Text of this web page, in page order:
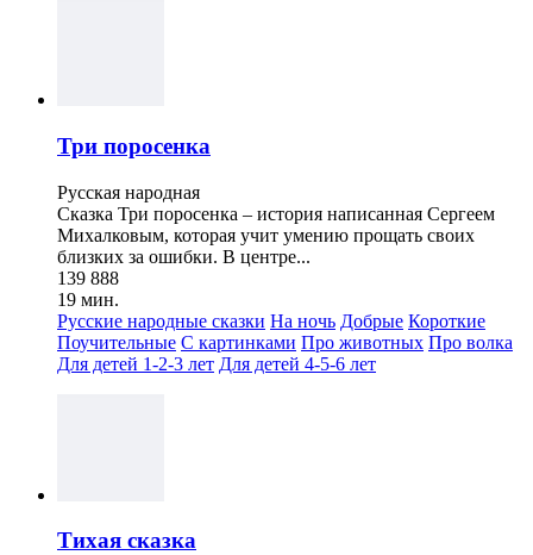
Три поросенка
Русская народная
Сказка Три поросенка – история написанная Сергеем
Михалковым, которая учит умению прощать своих
близких за ошибки. В центре...
139 888
19 мин.
Русские народные сказки На ночь Добрые Короткие
Поучительные С картинками Про животных Про волка
Для детей 1-2-3 лет Для детей 4-5-6 лет
Тихая сказка